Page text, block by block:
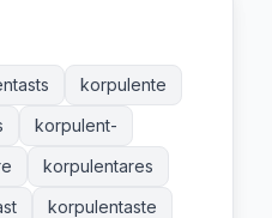
korpulente
korpulent-
korpulentares
korpulentaste